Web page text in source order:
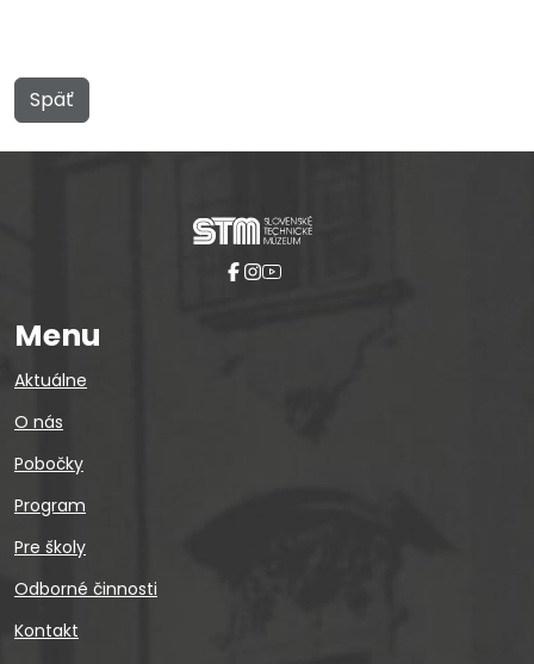
Späť
Menu
Aktuálne
O nás
Pobočky
Program
Pre školy
Odborné činnosti
Kontakt